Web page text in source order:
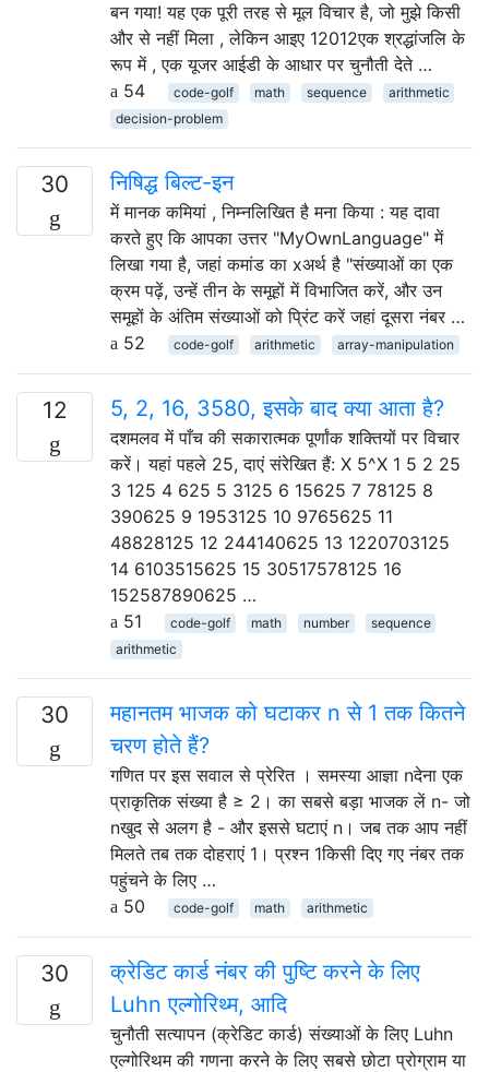
बन गया! यह एक पूरी तरह से मूल विचार है, जो मुझे किसी
और से नहीं मिला , लेकिन आइए 12012एक श्रद्धांजलि के
रूप में , एक यूजर आईडी के आधार पर चुनौती देते …
54
code-golf math sequence
arithmetic
decision-problem
30 निषिद्ध बिल्ट-इन
में मानक कमियां , निम्नलिखित है मना किया : यह दावा
करते हुए कि आपका उत्तर "MyOwnLanguage" में
लिखा गया है, जहां कमांड का xअर्थ है "संख्याओं का एक
क्रम पढ़ें, उन्हें तीन के समूहों में विभाजित करें, और उन
समूहों के अंतिम संख्याओं को प्रिंट करें जहां दूसरा नंबर …
52
code-golf arithmetic array-manipulation
12 5, 2, 16, 3580, इसके बाद क्या आता है?
दशमलव में पाँच की सकारात्मक पूर्णांक शक्तियों पर विचार
करें। यहां पहले 25, दाएं संरेखित हैं: X 5^X 1 5 2 25
3 125 4 625 5 3125 6 15625 7 78125 8
390625 9 1953125 10 9765625 11
48828125 12 244140625 13 1220703125
14 6103515625 15 30517578125 16
152587890625 …
51
code-golf math number
sequence
arithmetic
30
महानतम भाजक को घटाकर n से 1 तक कितने
चरण होते हैं?
गणित पर इस सवाल से प्रेरित । समस्या आज्ञा nदेना एक
प्राकृतिक संख्या है ≥ 2। का सबसे बड़ा भाजक लें n- जो
nखुद से अलग है - और इससे घटाएं n। जब तक आप नहीं
मिलते तब तक दोहराएं 1। प्रश्न 1किसी दिए गए नंबर तक
पहुंचने के लिए …
50
code-golf math arithmetic
30
क्रेडिट कार्ड नंबर की पुष्टि करने के लिए
Luhn एल्गोरिथ्म, आदि
चुनौती सत्यापन (क्रेडिट कार्ड) संख्याओं के लिए Luhn
एल्गोरिथम की गणना करने के लिए सबसे छोटा प्रोग्राम या